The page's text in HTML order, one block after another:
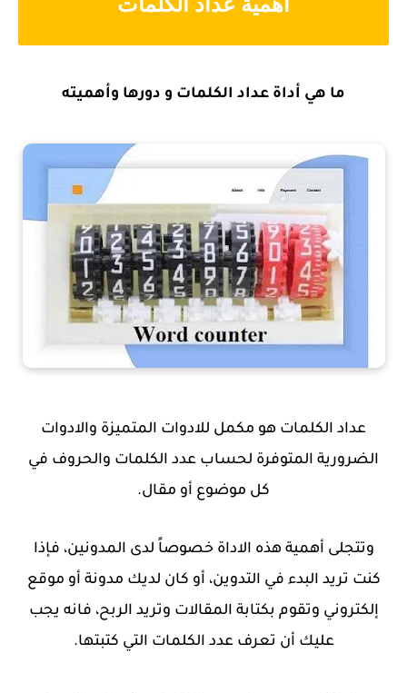
ما هي أداة عداد الكلمات و دورها وأهميته
عداد الكلمات هو مكمل للادوات المتميزة والادوات
الضرورية المتوفرة لحساب عدد الكلمات والحروف في
كل موضوع أو مقال.
وتتجلى أهمية هذه الاداة خصوصاً لدى المدونين، فإذا
كنت تريد البدء في التدوين، أو كان لديك مدونة أو موقع
إلكتروني وتقوم بكتابة المقالات وتريد الربح، فانه يجب
عليك أن تعرف عدد الكلمات التي كتبتها.